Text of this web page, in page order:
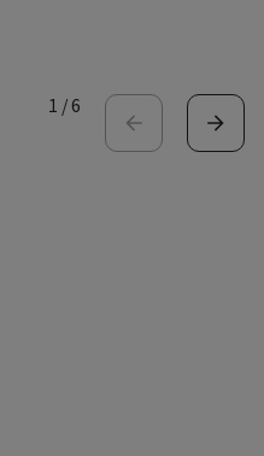
1 /6